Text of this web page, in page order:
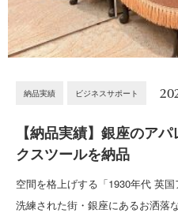
納品実績 ビジネスサポート
【納品実績】銀座のア
クスツールを納品
空間を格上げする「1930年代 英
洗練された街・銀座にあるお洒落